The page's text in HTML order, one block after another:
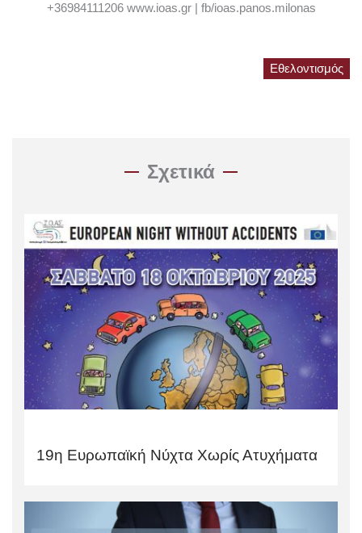
+36984111206www.ioas.gr | fb/ioas.panos.milonas
Εθελοντισμός
Σχετικά
19η Ευρωπαϊκή Νύχτα Χωρίς Ατυχήματα